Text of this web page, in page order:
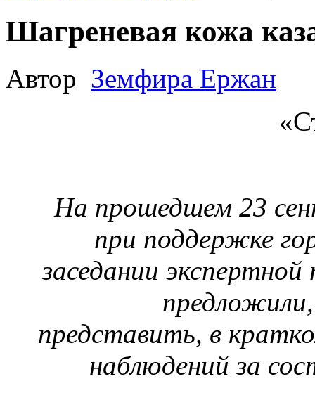
Шагреневая кожа
Автор Земфира Ержан
На прошедшем 23
при поддержке
заседании
представить, в
наблюдений за